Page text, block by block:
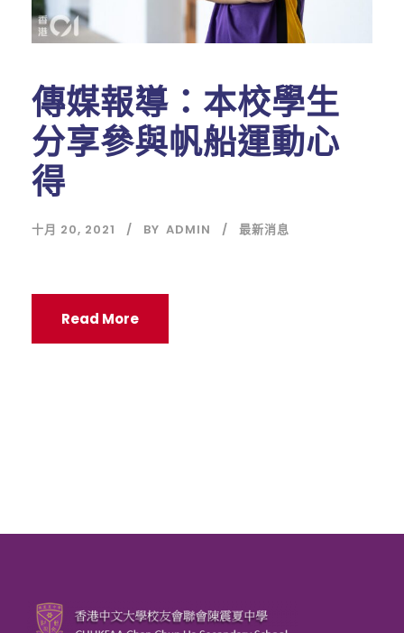
傳媒報導：本校學生
分享參與帆船運動心
得
十月 20, 2021 BY ADMIN 最新消息
Read More